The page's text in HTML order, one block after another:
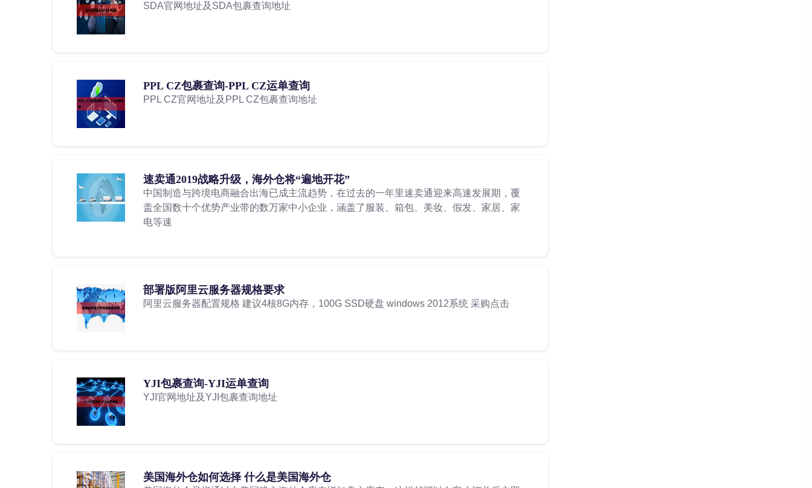
SDA官网地址及SDA包裹查询地址
PPL CZ包裹查询-PPL CZ运单查询
PPL CZ官网地址及PPL CZ包裹查询地址
速卖通2019战略升级，海外仓将“遍地开花”
中国制造与跨境电商融合出海已成主流趋势，在过去的一年里速卖通迎来高速发展期，覆
盖全国数十个优势产业带的数万家中小企业，涵盖了服装、箱包、美妆、假发、家居、家
电等速
部署版阿里云服务器规格要求
阿里云服务器配置规格 建议4核8G内存，100G SSD硬盘 windows 2012系统 采购点击
YJI包裹查询-YJI运单查询
YJI官网地址及YJI包裹查询地址
美国海外仓如何选择 什么是美国海外仓